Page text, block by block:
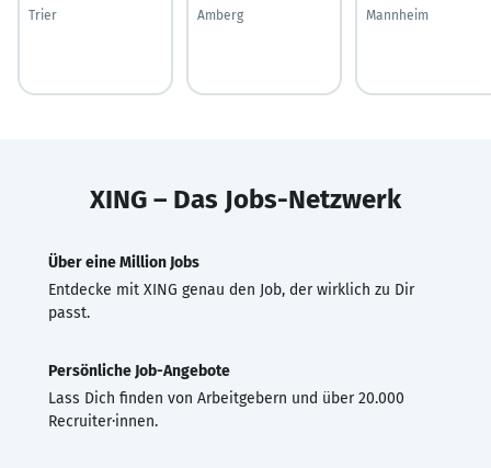
Trier
Amberg
Mannheim
XING – Das Jobs-Netzwerk
Über eine Million Jobs
Entdecke mit XING genau den Job, der wirklich zu Dir
passt.
Persönliche Job-Angebote
Lass Dich finden von Arbeitgebern und über 20.000
Recruiter·innen.